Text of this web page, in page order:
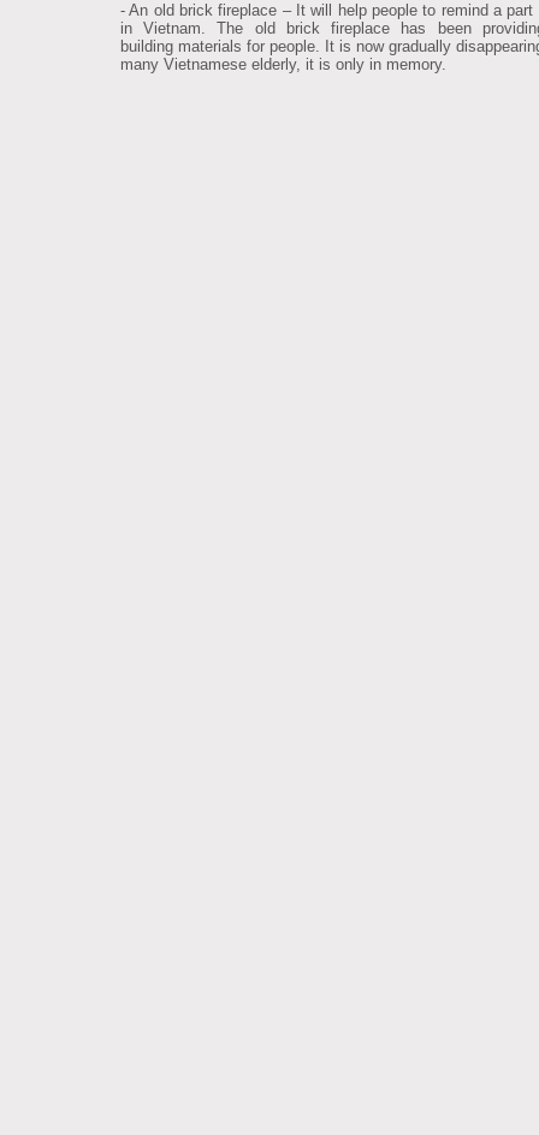
- An old brick fireplace – It will help people to remind a part
in Vietnam. The old brick fireplace has been
building materials for people. It is now gradually
many Vietnamese elderly, it is only in memory.